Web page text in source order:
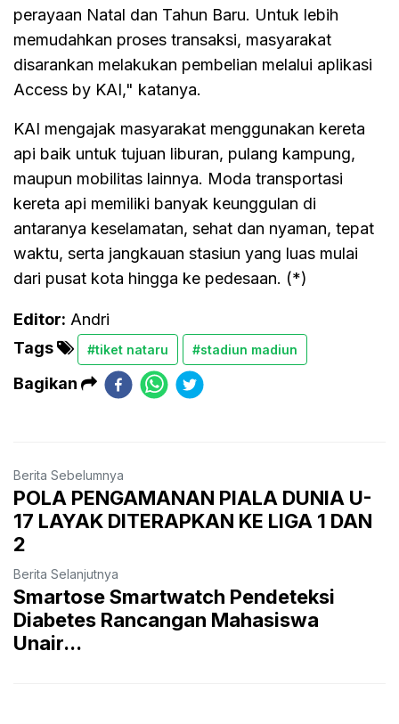
perayaan Natal dan Tahun Baru. Untuk lebih
memudahkan proses transaksi, masyarakat
disarankan melakukan pembelian melalui aplikasi
Access by KAI," katanya.
KAI mengajak masyarakat menggunakan kereta
api baik untuk tujuan liburan, pulang kampung,
maupun mobilitas lainnya. Moda transportasi
kereta api memiliki banyak keunggulan di
antaranya keselamatan, sehat dan nyaman, tepat
waktu, serta jangkauan stasiun yang luas mulai
dari pusat kota hingga ke pedesaan. (*)
Editor: Andri
Tags
#tiket nataru #stadiun madiun
Bagikan
Berita Sebelumnya
POLA PENGAMANAN PIALA DUNIA U-
17 LAYAK DITERAPKAN KE LIGA 1 DAN
2
Berita Selanjutnya
Smartose Smartwatch Pendeteksi
Diabetes Rancangan Mahasiswa
Unair...